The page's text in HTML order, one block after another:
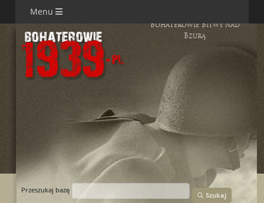
Menu
Bohaterowie Bitwy nad
Bzurą
Przeszukaj bazę
Szukaj